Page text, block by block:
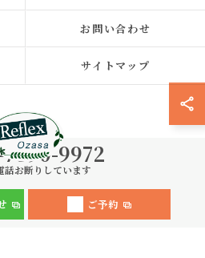
9972
話お断りしています
ご予約
お問い合わせ
サイトマップ
整体ならReflex 小笹店 ALL RIGHTS
RESERVED.